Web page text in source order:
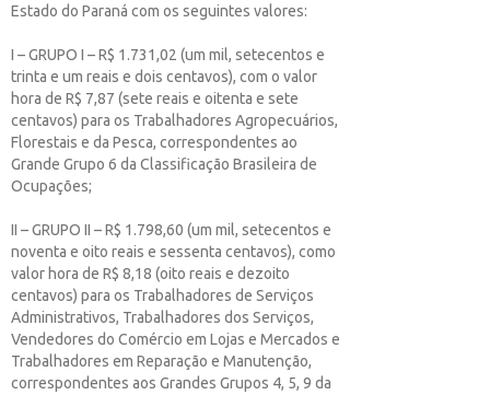
Estado do Paraná com os seguintes valores:
I – GRUPO I – R$ 1.731,02 (um mil, setecentos e
trinta e um reais e dois centavos), com o valor
hora de R$ 7,87 (sete reais e oitenta e sete
centavos) para os Trabalhadores Agropecuários,
Florestais e da Pesca, correspondentes ao
Grande Grupo 6 da Classificação Brasileira de
Ocupações;
II – GRUPO II – R$ 1.798,60 (um mil, setecentos e
noventa e oito reais e sessenta centavos), como
valor hora de R$ 8,18 (oito reais e dezoito
centavos) para os Trabalhadores de Serviços
Administrativos, Trabalhadores dos Serviços,
Vendedores do Comércio em Lojas e Mercados e
Trabalhadores em Reparação e Manutenção,
correspondentes aos Grandes Grupos 4, 5, 9 da